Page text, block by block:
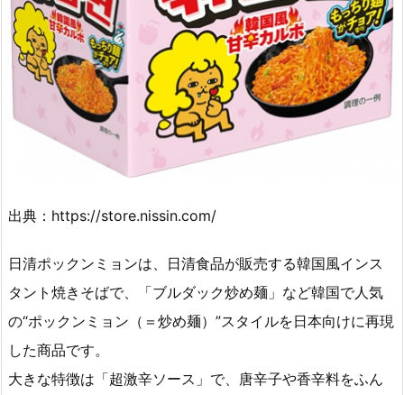
出典：https://store.nissin.com/
日清ポックンミョンは、日清食品が販売する韓国風インス
タント焼きそばで、「ブルダック炒め麺」など韓国で人気
の“ポックンミョン（＝炒め麺）”スタイルを日本向けに再現
した商品です。
大きな特徴は「超激辛ソース」で、唐辛子や香辛料をふん